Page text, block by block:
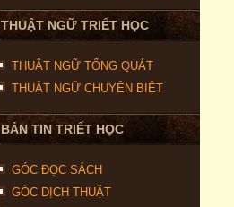
THUẬT NGỮ TRIẾT HỌC
THUẬT NGỮ TỔNG QUÁT
THUẬT NGỮ CHUYÊN BIỆT
BẢN TIN TRIẾT HỌC
GÓC ĐỌC SÁCH
GÓC DỊCH THUẬT